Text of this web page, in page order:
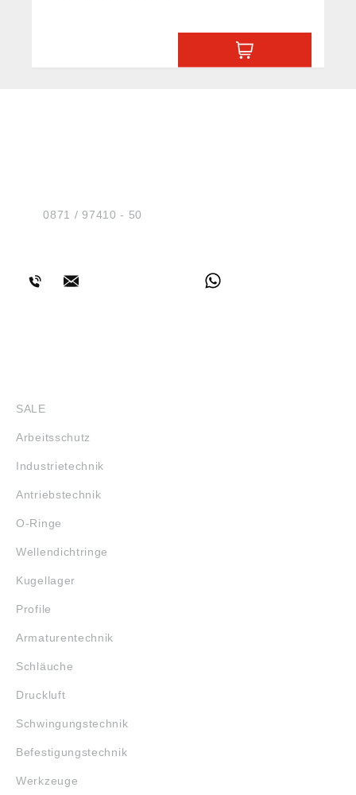
Tel.:0871 / 97410 - 50
SALE
Arbeitsschutz
Industrietechnik
Antriebstechnik
O-Ringe
Wellendichtringe
Kugellager
Profile
Armaturentechnik
Schläuche
Druckluft
Schwingungstechnik
Befestigungstechnik
Werkzeuge